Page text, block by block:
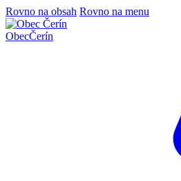
Rovno na obsah Rovno na menu
ObecČerín